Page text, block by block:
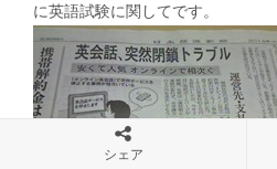
に英語試験に関してです。
シェア